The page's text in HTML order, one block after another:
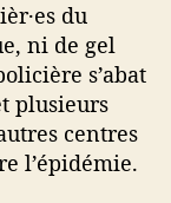
du
ni de gel
s’abat
plusieurs
centres
l’épidémie.